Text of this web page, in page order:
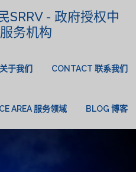
SRRV - 政府授权中
务机构
于我们 CONTACT 联系我们
AREA 服务领域 BLOG 博客